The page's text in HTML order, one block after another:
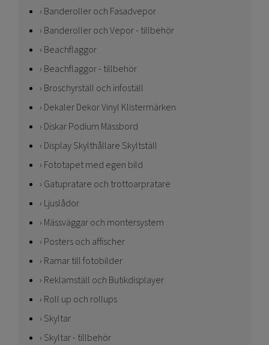
Banderoller och Fasadvepor
Banderoller och Vepor - tillbehör
Beachflaggor
Beachflaggor - tillbehör
Broschyrställ och infoställ
Dekaler Dekor Vinyl Klistermärken
Diskar Podium Mässbord
Display Skylthållare Skyltställ
Fototapet med egen bild
Gatupratare och trottoarpratare
Ljuslådor
Mässväggar och montersystem
Posters och affischer
Ramar till fotobilder
Reklamställ och Butikdisplayer
Roll up och rollups
Skyltar
Skyltar - tillbehör